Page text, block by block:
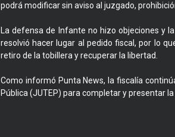
podrá modificar sin aviso al juzgado,
La defensa de Infante no hizo objeciones y
resolvió hacer lugar al pedido fiscal, por lo
retiro de la tobillera y recuperar la libertad.
Como informó Punta News, la fiscalía
Pública (JUTEP) para completar y presentar